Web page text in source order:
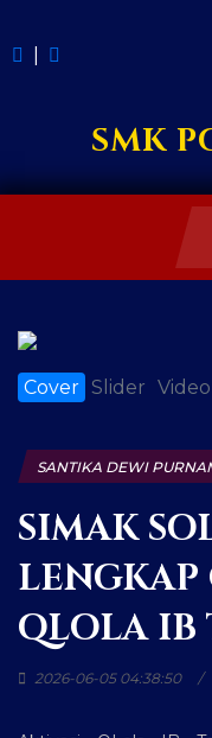
SMK
Cover Slider Video
SANTIKA DEWI
SIMAK
LENGKAP
QLOLA IB
2026-06-05 04:38:50